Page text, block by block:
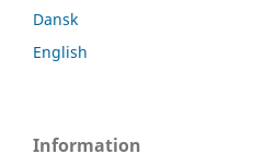
Dansk
English
Information